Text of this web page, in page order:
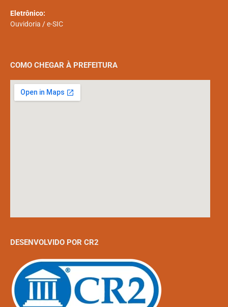
Eletrônico:
Ouvidoria /e-SIC
COMO CHEGAR À PREFEITURA
DESENVOLVIDO POR CR2